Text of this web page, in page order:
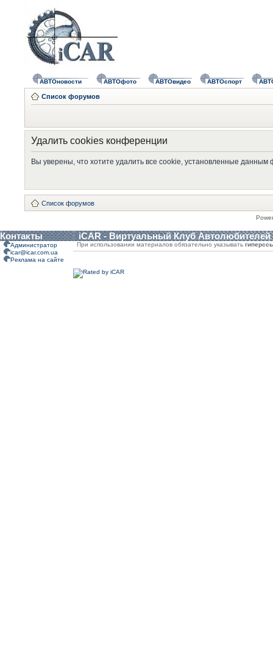
АВТОновости АВТОфото АВТОвидео АВТОспорт
Список форумов
Удалить cookies конференции
Вы уверены, что хотите удалить все cookie, установленные
Список форумов
Контакты iCAR - Виртуальный Клуб Автолюбителей
Администратор
icar@icar.com.ua
Реклама на сайте
При использовании материалов обязательно указывать